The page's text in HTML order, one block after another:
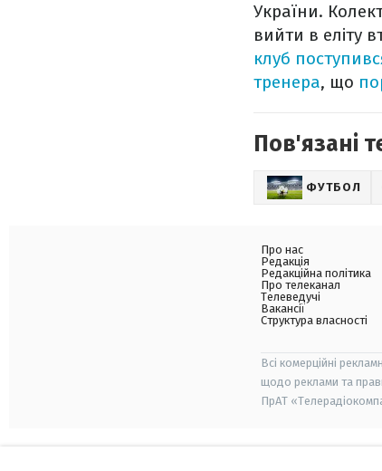
України.
вийти в еліту
клуб
тренера, що
Пов'язані
ФУТБОЛ
Про нас
Редакція
Редакційна політика
Про телеканал
Телеведучі
Вакансії
Структура власності
Всі комерційні
щодо реклами та
ПрАТ